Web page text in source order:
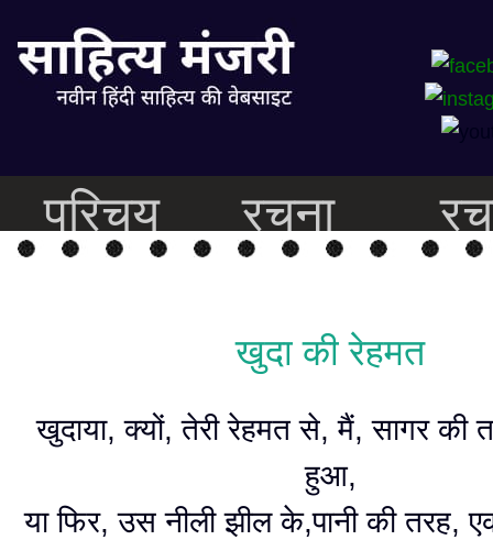
परिचय रचना
खुदा की रेहमत
खुदाया, क्यों, तेरी रेहमत से, मैं, सागर की
हुआ,
या फिर, उस नीली झील के,पानी की तरह,